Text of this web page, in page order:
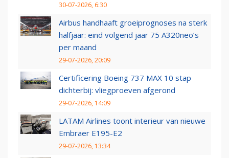
30-07-2026, 6:30
Airbus handhaaft groeiprognoses na sterk
halfjaar: eind volgend jaar 75 A320neo’s
per maand
29-07-2026, 20:09
Certificering Boeing 737 MAX 10 stap
dichterbij: vliegproeven afgerond
29-07-2026, 14:09
LATAM Airlines toont interieur van nieuwe
Embraer E195-E2
29-07-2026, 13:34